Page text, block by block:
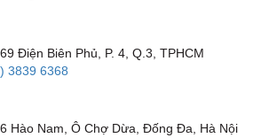
Điện Biên Phủ, P. 4, Q.3, TPHCM
3839 6368
Hào Nam, Ô Chợ Dừa, Đống Đa, Hà Nội